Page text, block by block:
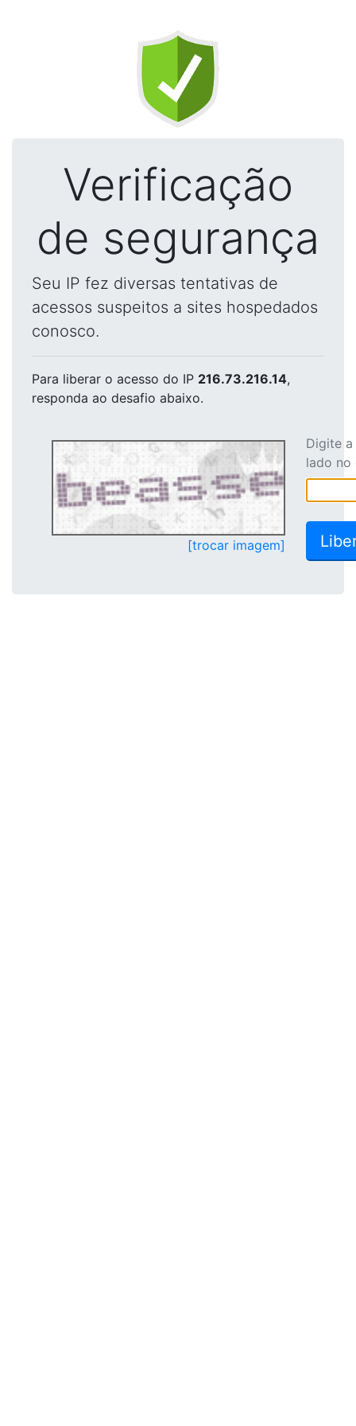
Verificação
de segurança
Seu IP fez diversas tentativas de
acessos suspeitos a sites hospedados
conosco.
Para liberar o acesso do IP 216.73.216.14,
responda ao desafio abaixo.
[trocar imagem]
Digite
lado no